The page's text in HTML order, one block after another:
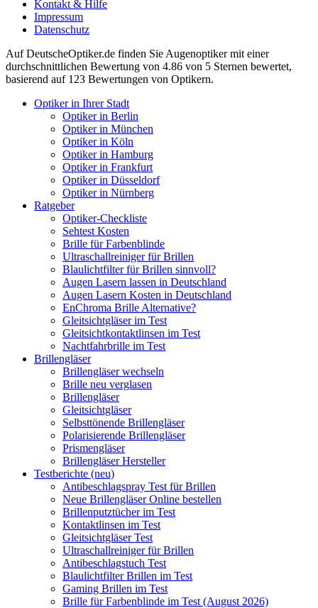
Kontakt & Hilfe
Impressum
Datenschutz
AufDeutscheOptiker.de finden Sie Augenoptiker mit einer
durchschnittlichen Bewertung von 4.86 von 5 Sternen bewertet,
basierend auf 123 Bewertungen von Optikern.
Optiker in Ihrer Stadt
Optiker in Berlin
Optiker in München
Optiker in Köln
Optiker in Hamburg
Optiker in Frankfurt
Optiker in Düsseldorf
Optiker in Nürnberg
Ratgeber
Optiker-Checkliste
Sehtest Kosten
Brille für Farbenblinde
Ultraschallreiniger für Brillen
Blaulichtfilter für Brillen sinnvoll?
Augen Lasern lassen in Deutschland
Augen Lasern Kosten in Deutschland
EnChroma Brille Alternative?
Gleitsichtgläser im Test
Gleitsichtkontaktlinsen im Test
Nachtfahrbrille im Test
Brillengläser
Brillengläser wechseln
Brille neu verglasen
Brillengläser
Gleitsichtgläser
Selbsttönende Brillengläser
Polarisierende Brillengläser
Prismengläser
Brillengläser Hersteller
Testberichte (neu)
Antibeschlagspray Test für Brillen
Neue Brillengläser Online bestellen
Brillenputztücher im Test
Kontaktlinsen im Test
Gleitsichtgläser Test
Ultraschallreiniger für Brillen
Antibeschlagstuch Test
Blaulichtfilter Brillen im Test
Gaming Brillen im Test
Brille für Farbenblinde im Test (August 2026)